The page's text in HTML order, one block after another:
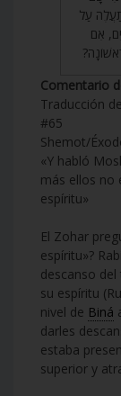
עַל
אִם
Comentario
Traducción
#65
Shemot/
«Y habló
más ellos no
espíritu»
El Zohar
espíritu»?
descanso
su espíritu
nivel de Biná
darles
estaba
superior y